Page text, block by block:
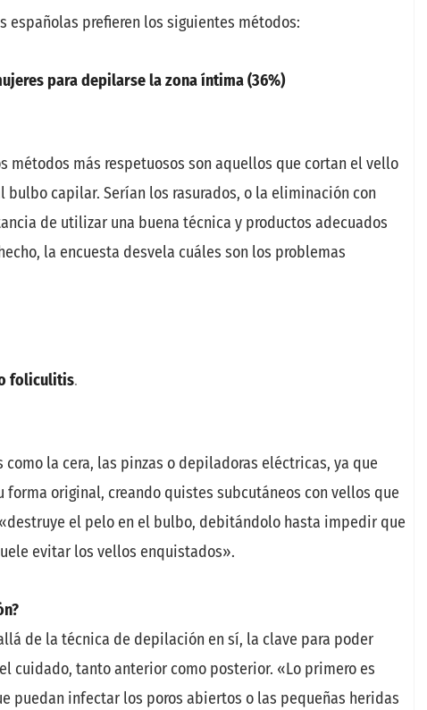
españolas prefieren los siguientes métodos:
para depilarse la zonaíntima(36%)
métodos más respetuosos son aquellos que cortan el vello
capilar. Serían los rasurados, o la eliminación con
de utilizar una buena técnica y productos adecuados
la encuesta desvela cuáles son los problemas
foliculitis.
la cera, las pinzas o depiladoras eléctricas, ya que
original, creando quistes subcutáneos con vellos que
el pelo en el bulbo, debitándolo hasta impedir que
evitar los vellos enquistados».
n?
de la técnica de depilación en sí, la clave para poder
cuidado, tanto anterior como posterior. «Lo primero es
puedan infectar los poros abiertos o las pequeñas heridas